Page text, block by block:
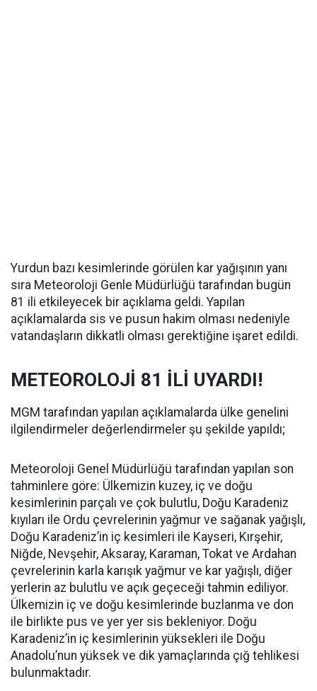
Yurdun bazı kesimlerinde görülen kar yağışının yanı
sıra Meteoroloji Genle Müdürlüğü tarafından bugün
81 ili etkileyecek bir açıklama geldi. Yapılan
açıklamalarda sis ve pusun hakim olması nedeniyle
vatandaşların dikkatli olması gerektiğine işaret edildi.
METEOROLOJİ 81 İLİ UYARDI!
MGM tarafından yapılan açıklamalarda ülke genelini
ilgilendirmeler değerlendirmeler şu şekilde yapıldı;
Meteoroloji Genel Müdürlüğü tarafından yapılan son
tahminlere göre: Ülkemizin kuzey, iç ve doğu
kesimlerinin parçalı ve çok bulutlu, Doğu Karadeniz
kıyıları ile Ordu çevrelerinin yağmur ve sağanak yağışlı,
Doğu Karadeniz’in iç kesimleri ile Kayseri, Kırşehir,
Niğde, Nevşehir, Aksaray, Karaman, Tokat ve Ardahan
çevrelerinin karla karışık yağmur ve kar yağışlı, diğer
yerlerin az bulutlu ve açık geçeceği tahmin ediliyor.
Ülkemizin iç ve doğu kesimlerinde buzlanma ve don
ile birlikte pus ve yer yer sis bekleniyor. Doğu
Karadeniz’in iç kesimlerinin yüksekleri ile Doğu
Anadolu’nun yüksek ve dik yamaçlarında çığ tehlikesi
bulunmaktadır.